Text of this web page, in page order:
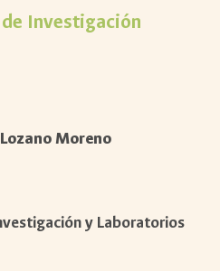
Investigación
Moreno
y Laboratorios